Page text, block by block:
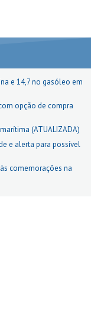
e 14,7 no gasóleo em
opção de compra
(ATUALIZADA)
e alerta para possível
comemorações na